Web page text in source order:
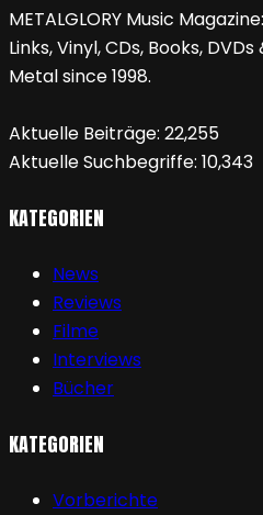
METALGLORY Music
Links, Vinyl, CDs, Books,
Metal since 1998.
Aktuelle Beiträge: 22,255
Aktuelle Suchbegriffe: 10,343
KATEGORIEN
News
Reviews
Filme
Interviews
Bücher
KATEGORIEN
Vorberichte